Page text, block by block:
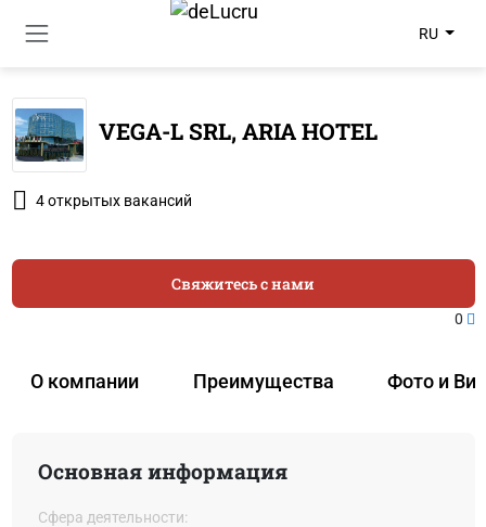
RU
VEGA-L SRL, ARIA HOTEL
4 открытых вакансий
О компании Преимущества Фото и
Свяжитесь с нами
0
Основная информация
Сфера деятельности: